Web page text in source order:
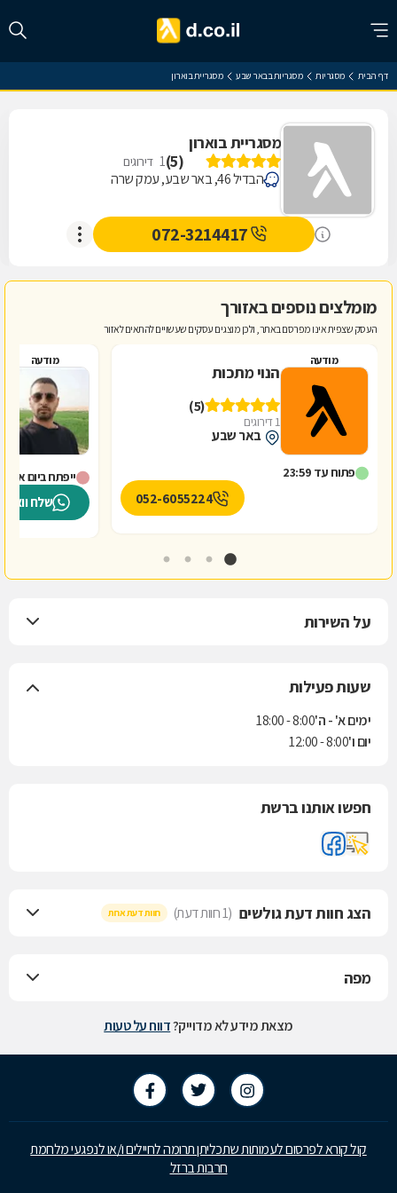
דף הבית מסגריות מסגריות בבאר שבע מסגריית בוארון
מסגריית בוארון
(
5
)
1 דירוגים
הבדיל 46, באר שבע, עמק שרה
072-3214417
מומלצים נוספים באזורך
העסק שצפית אינו מפרסם באתר, ולכן מוצגים עסקים שעשויים להתאים לאזור
מודעה
הנוי מתכות
(5)
1 דירוגים
באר שבע
פתוח עד 23:59
052-6055224
מודעה
ייפתח ביום א' ב-8:00
שלח
על השירות
שעות פעילות
ימים א' - ה'8:00 - 18:00
יום ו'8:00 - 12:00
חפשו אותנו ברשת
הצג חוות דעת גולשים (1 חוות דעת) חוות דעת אחת
מפה
מצאת מידע לא מדוייק?דווח על טעות
קול קורא לפרסום לעמותות שתכליתן תרומה לחיילים ו/או לנפגעי מלחמת
חרבות ברזל